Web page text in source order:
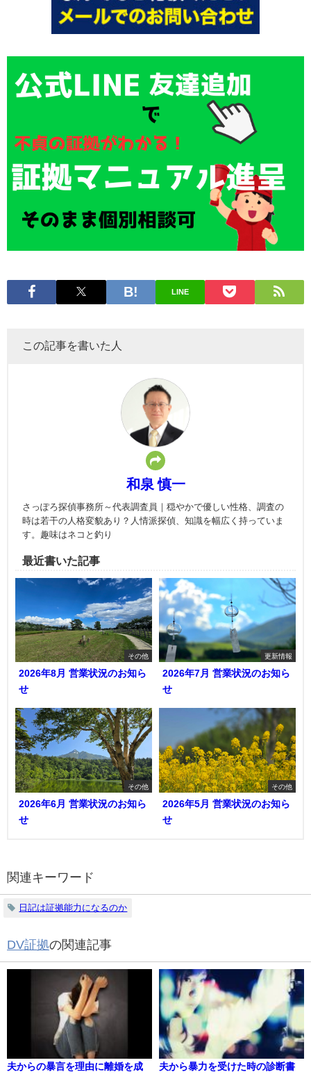
LINE
この記事を書いた人
和泉 慎一
さっぽろ探偵事務所～代表調査員｜穏やかで優しい性格、調査の
時は若干の人格変貌あり？人情派探偵、知識を幅広く持っていま
す。趣味はネコと釣り
最近書いた記事
その他
2026年8月 営業状況のお知ら
せ
更新情報
2026年7月 営業状況のお知ら
せ
その他
2026年6月 営業状況のお知ら
せ
その他
2026年5月 営業状況のお知ら
せ
関連キーワード
日記は証拠能力になるのか
DV証拠の関連記事
夫からの暴言を理由に離婚を成 夫から暴力を受けた時の診断書